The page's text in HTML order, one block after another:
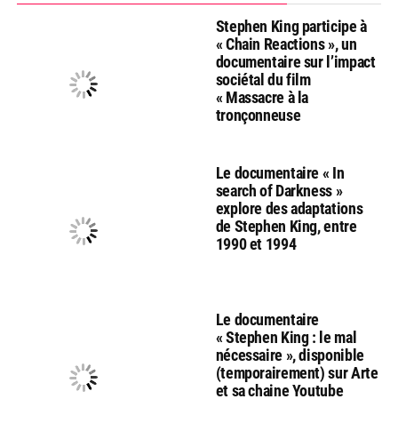
Stephen King participe à
« Chain Reactions », un
documentaire sur l’impact
sociétal du film
« Massacre à la
tronçonneuse
Le documentaire « In
search of Darkness »
explore des adaptations
de Stephen King, entre
1990 et 1994
Le documentaire
« Stephen King : le mal
nécessaire », disponible
(temporairement) sur Arte
et sa chaine Youtube